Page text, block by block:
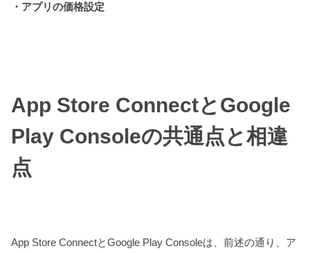
・アプリの価格設定
App Store ConnectとGoogle
Play Consoleの共通点と相違
点
App Store ConnectとGoogle Play Consoleは、前述の通り、ア